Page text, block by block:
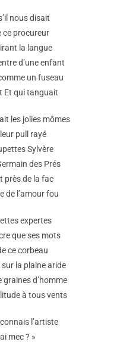
nous disait
ce procureur
la langue
d’une enfant
un fuseau
Et qui tanguait
les jolies mômes
pull rayé
Sylvère
des Prés
près de la fac
de l’amour fou
expertes
que ses mots
ce corbeau
la plaine aride
graines d’homme
à tous vents
l’artiste
mec ? »